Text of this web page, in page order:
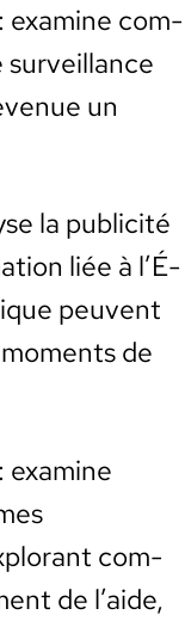
exam­ine com­
un
la pub­lic­ité
liée à l’É­
peu­vent
de
exam­ine
com­
de l’aide,